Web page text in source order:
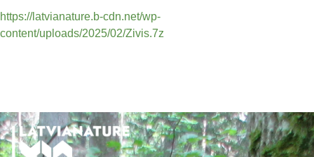
https://latvianature.b-cdn.net/wp-
content/uploads/2025/02/Zivis.7z